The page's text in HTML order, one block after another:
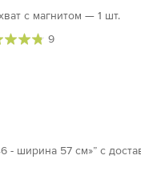
с магнитом — 1 шт.
9
- ширина 57 см»” с